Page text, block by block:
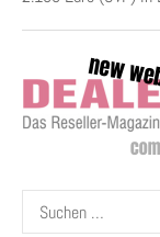
Suchen
nach: